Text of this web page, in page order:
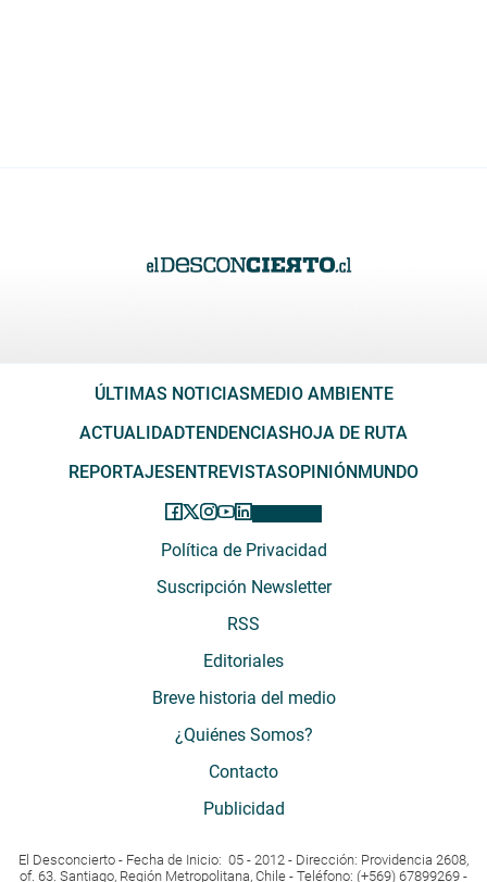
ÚLTIMAS NOTICIAS MEDIO AMBIENTE
ACTUALIDADTENDENCIAS HOJA DE RUTA
REPORTAJES ENTREVISTASOPINIÓN MUNDO
Política de Privacidad
Suscripción Newsletter
RSS
Editoriales
Breve historia del medio
¿Quiénes Somos?
Contacto
Publicidad
El Desconcierto - Fecha de Inicio: 05 - 2012 - Dirección: Providencia 2608,
of. 63. Santiago, Región Metropolitana, Chile - Teléfono: (+569) 67899269 -